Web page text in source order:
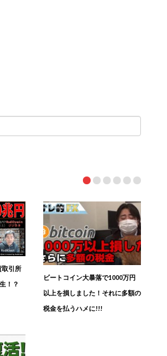
取引所
！？
ビートコイン大暴落で1000万円
以上を損しました！それに多額の
税金を払うハメに!!!